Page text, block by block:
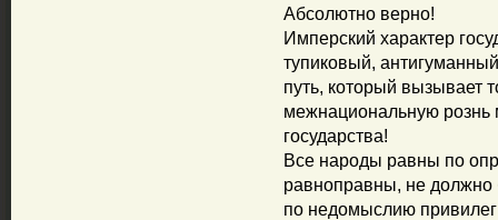
Абсолютно верно!
Имперский характер
тупиковый,
путь, который вызывает
межнациональную рознь
государства!
Все народы равны по
равноправны, не должно
по недомыслию